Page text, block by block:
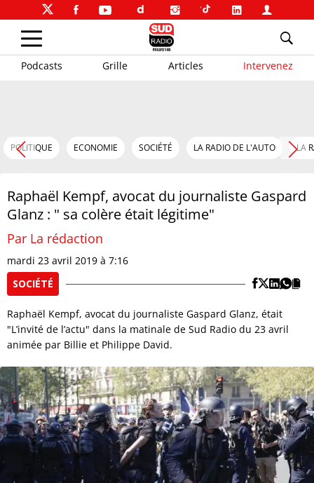
Podcasts Grille Articles Intervenez
POLITIQUE ECONOMIE SOCIÉTÉ LA RADIO DE L'AUTO LA
Raphaël Kempf, avocat du journaliste Gaspard
Glanz : " sa colère était légitime"
Par La rédaction
mardi 23 avril 2019 à 7:16
SOCIÉTÉ
Raphaël Kempf, avocat du journaliste Gaspard Glanz, était
"L’invité de l’actu" dans la matinale de Sud Radio du 23 avril
animée par Billie et Philippe David.